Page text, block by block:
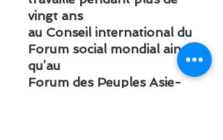
vingt ans
au Conseil international du
Forum social mondial ainsi
qu’au
Forum des Peuples Asie-